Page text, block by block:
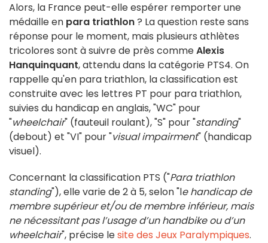
Alors, la France peut-elle espérer remporter une
médaille en para triathlon? La question reste sans
réponse pour le moment, mais plusieurs athlètes
tricolores sont à suivre de près commeAlexis
Hanquinquant, attendu dans la catégorie PTS4. On
rappelle qu'en para triathlon, la classification est
construite avec les lettres PT pour para triathlon,
suivies du handicap en anglais, "WC" pour
"wheelchair" (fauteuil roulant), "S" pour "standing"
(debout) et "VI" pour "visual impairment" (handicap
visuel).
Concernant la classification PTS ("Para triathlon
standing"), elle varie de 2 à 5, selon "le handicap de
membre supérieur et/ou de membre inférieur, mais
ne nécessitant pas l’usage d’un handbike ou d’un
wheelchair", précise lesite des Jeux Paralympiques.